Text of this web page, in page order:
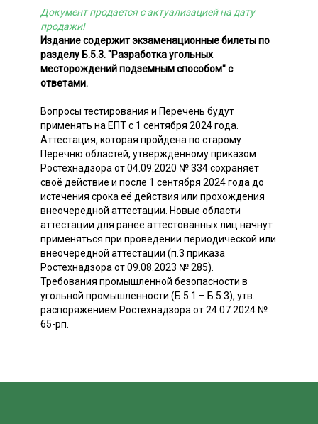
Документ продается с актуализацией на дату
продажи!
Издание содержит экзаменационные билеты по
разделу Б.5.3. "Разработка угольных
месторождений подземным способом" с
ответами.
Вопросы тестирования и Перечень будут
применять на ЕПТ с 1 сентября 2024 года.
Аттестация, которая пройдена по старому
Перечню областей, утверждённому приказом
Ростехнадзора от 04.09.2020 № 334 сохраняет
своё действие и после 1 сентября 2024 года до
истечения срока её действия или прохождения
внеочередной аттестации. Новые области
аттестации для ранее аттестованных лиц начнут
применяться при проведении периодической или
внеочередной аттестации (п.3 приказа
Ростехнадзора от 09.08.2023 № 285).
Требования промышленной безопасности в
угольной промышленности (Б.5.1 – Б.5.3), утв.
распоряжением Ростехнадзора от 24.07.2024 №
65-рп.